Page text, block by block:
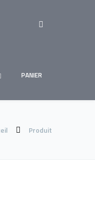
PANIER
Produit